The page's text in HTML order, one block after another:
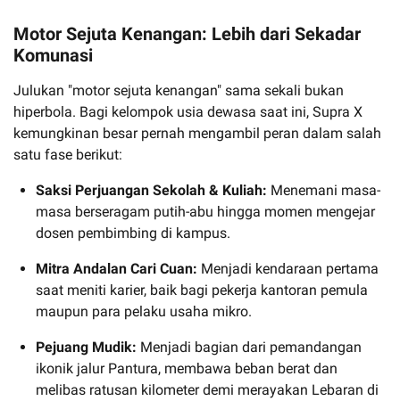
Motor Sejuta Kenangan: Lebih dari Sekadar
Komunasi
Julukan "motor sejuta kenangan" sama sekali bukan
hiperbola. Bagi kelompok usia dewasa saat ini, Supra X
kemungkinan besar pernah mengambil peran dalam salah
satu fase berikut:
Saksi Perjuangan Sekolah & Kuliah: Menemani masa-
masa berseragam putih-abu hingga momen mengejar
dosen pembimbing di kampus.
Mitra Andalan Cari Cuan: Menjadi kendaraan pertama
saat meniti karier, baik bagi pekerja kantoran pemula
maupun para pelaku usaha mikro.
Pejuang Mudik: Menjadi bagian dari pemandangan
ikonik jalur Pantura, membawa beban berat dan
melibas ratusan kilometer demi merayakan Lebaran di